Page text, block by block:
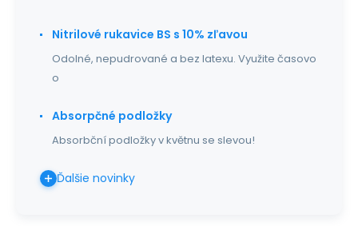
Nitrilové rukavice BS s 10% zľavou
Odolné, nepudrované a bez latexu. Využite časovo
o
Absorpčné podložky
Absorbční podložky v květnu se slevou!
Ďalšie novinky